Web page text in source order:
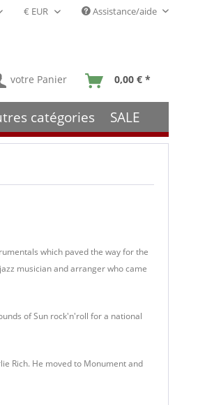
FR Assistance/aide
votre Panier 0,00 € *
catégories SALE
which paved the way for the
musician and arranger who came
of Sun rock'n'roll for a national
Rich. He moved to Monument and